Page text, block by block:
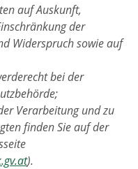
auf Auskunft,
der
Widerspruch sowie auf
bei der
Verarbeitung und zu
finden Sie auf der
).